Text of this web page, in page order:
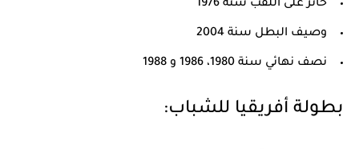
حائز على اللقب سنة 1976
وصيف البطل سنة 2004
نصف نهائي سنة 1980، 1986 و 1988
بطولة أفريقيا للشباب: